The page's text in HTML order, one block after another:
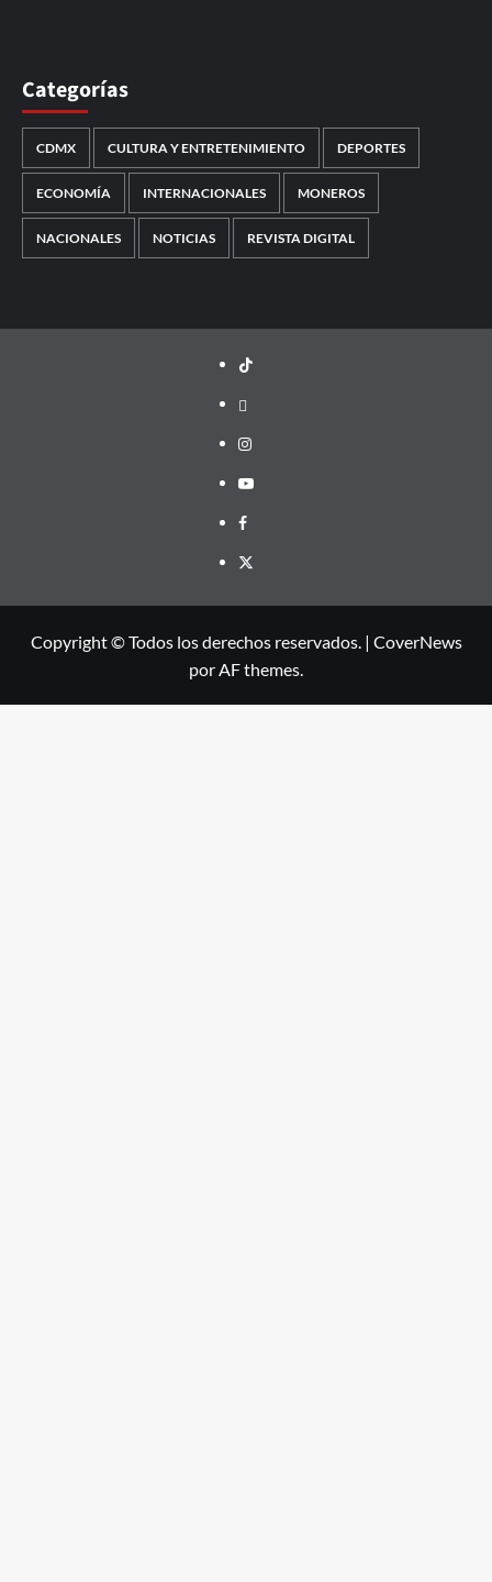
Categorías
CDMX CULTURA Y ENTRETENIMIENTO DEPORTES
ECONOMÍA INTERNACIONALES MONEROS
NACIONALES NOTICIAS REVISTA DIGITAL
TikTok
threads
Instagram
Youtube
Facebook
X
Copyright © Todos los derechos reservados. | CoverNews
por AF themes.